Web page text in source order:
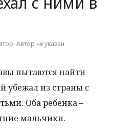
Автор не указан
пытаются найти
убежал из страны с
Оба ребенка –
мальчики.